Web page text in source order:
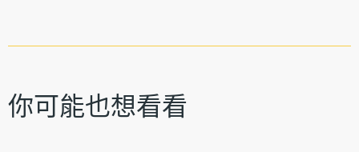
你可能也想看看